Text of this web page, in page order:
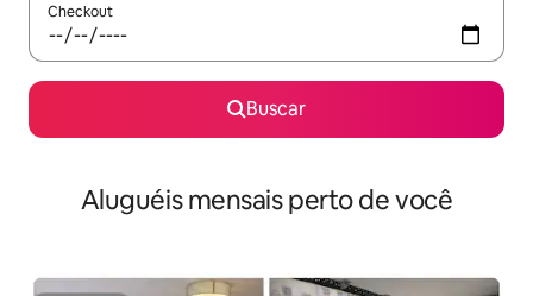
Checkout
Buscar
Aluguéis mensais perto de você